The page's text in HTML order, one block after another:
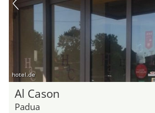
hotel.de
Al Cason
Padua